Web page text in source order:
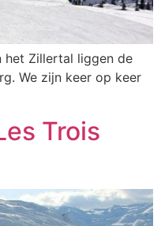
het Zillertal liggen de
We zijn keer op keer
Trois